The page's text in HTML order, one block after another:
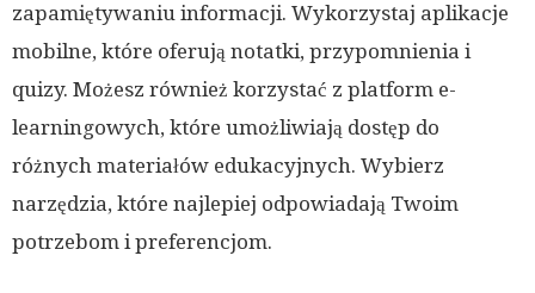
zapamiętywaniu informacji. Wykorzystaj aplikacje
mobilne, które oferują notatki, przypomnienia i
quizy. Możesz również korzystać z platform e-
learningowych, które umożliwiają dostęp do
różnych materiałów edukacyjnych. Wybierz
narzędzia, które najlepiej odpowiadają Twoim
potrzebom i preferencjom.